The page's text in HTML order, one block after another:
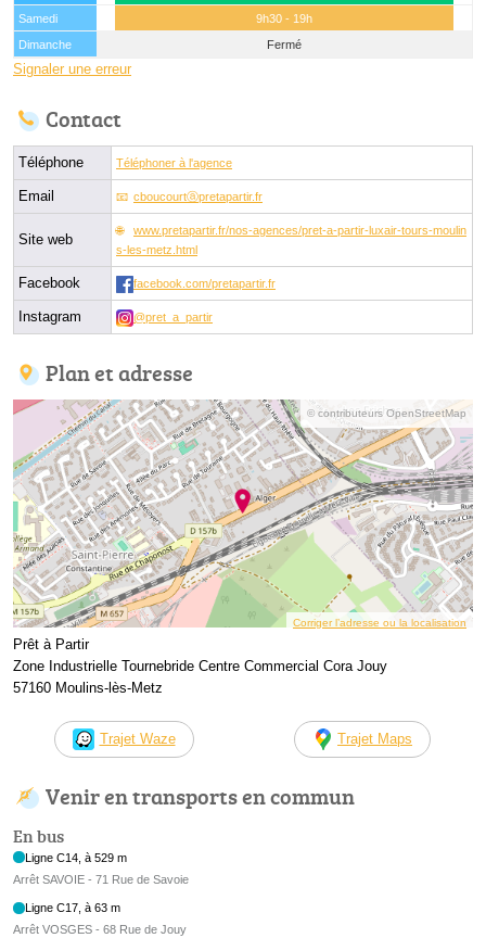
Samedi
9h30 - 19h
Dimanche
Fermé
Signaler une erreur
Contact
Téléphone Téléphoner à l'agence
Email cboucourtⓐpretapartir.fr
Site web
www.pretapartir.fr/nos-agences/pret-a-partir-luxair-tours-moulin
s-les-metz.html
Facebook facebook.com/pretapartir.fr
Instagram @pret_a_partir
Plan et adresse
© contributeurs OpenStreetMap
Corriger l’adresse ou la localisation
Prêt à Partir
Zone Industrielle Tournebride Centre Commercial Cora Jouy
57160 Moulins-lès-Metz
Trajet Waze Trajet Maps
Venir en transports en commun
En bus
Ligne C14, à 529 m
Arrêt SAVOIE - 71 Rue de Savoie
Ligne C17, à 63 m
Arrêt VOSGES - 68 Rue de Jouy